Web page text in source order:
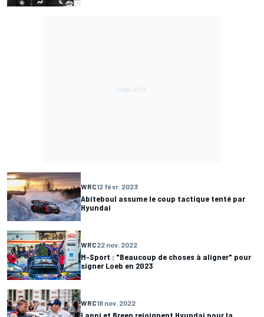
WRC12 févr. 2023
Abiteboul assume le coup tactique tenté par
Hyundai
WRC22 nov. 2022
M-Sport : "Beaucoup de choses à aligner" pour
signer Loeb en 2023
WRC18 nov. 2022
Lappi et Breen rejoignent Hyundai pour la